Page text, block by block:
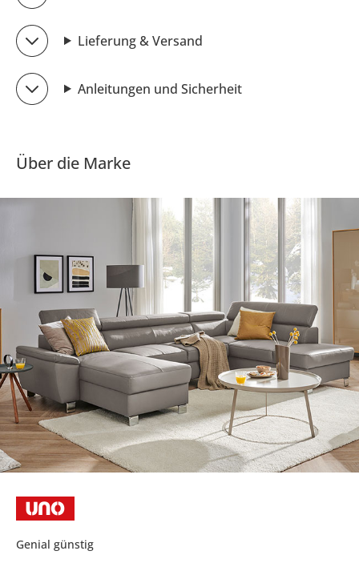
Lieferung & Versand
Anleitungen und Sicherheit
Über die Marke
Genial günstig